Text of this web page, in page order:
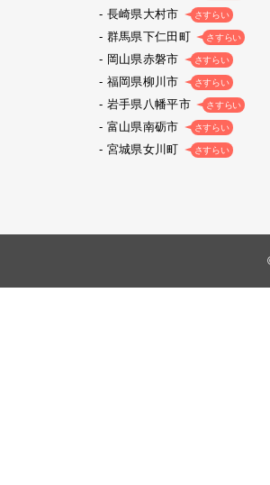
長崎県大村市 さすらい
群馬県下仁田町 さすらい
岡山県赤磐市 さすらい
福岡県柳川市 さすらい
岩手県八幡平市 さすらい
富山県南砺市 さすらい
宮城県女川町 さすらい